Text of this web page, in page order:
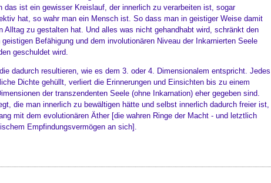
ist ein gewisser Kreislauf, der innerlich zu verarbeiten ist, sogar
hat, so wahr man ein Mensch ist. So dass man in geistiger Weise damit
Alltag zu gestalten hat. Und alles was nicht gehandhabt wird, schränkt den
Befähigung und dem involutionären Niveau der Inkarnierten Seele
geschuldet wird.
dadurch resultieren, wie es dem 3. oder 4. Dimensionalem entspricht. Jedes
Dichte gehüllt, verliert die Erinnerungen und Einsichten bis zu einem
der transzendenten Seele (ohne Inkarnation) eher gegeben sind.
die man innerlich zu bewältigen hätte und selbst innerlich dadurch freier ist,
mit dem evolutionären Äther [die wahren Ringe der Macht - und letztlich
Empfindungsvermögen an sich].